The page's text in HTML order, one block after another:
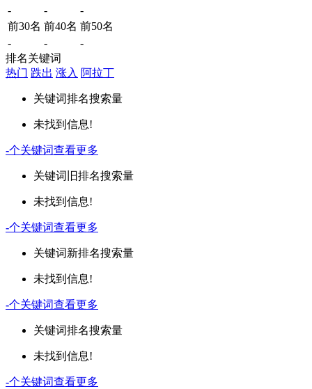
-
-
-
前30名 前40名 前50名
-
-
-
排名关键词
热门 跌出 涨入 阿拉丁
关键词排名搜索量
未找到信息!
-个关键词查看更多
关键词 旧排名搜索量
未找到信息!
-个关键词查看更多
关键词新排名搜索量
未找到信息!
-个关键词查看更多
关键词排名搜索量
未找到信息!
-个关键词查看更多